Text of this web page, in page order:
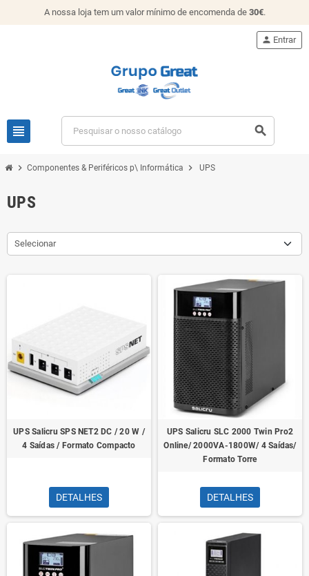
A nossa loja tem um valor mínimo de encomenda de 30€.
view_headline search
person Entrar
chevron_right Componentes & Periféricos p\ Informática chevron_right UPS
UPS
Selecionar
UPS Salicru SPS NET2 DC / 20 W /
4 Saídas / Formato Compacto
DETALHES
UPS Salicru SLC 2000 Twin Pro2
Online/ 2000VA-1800W/ 4 Saídas/
Formato Torre
DETALHES